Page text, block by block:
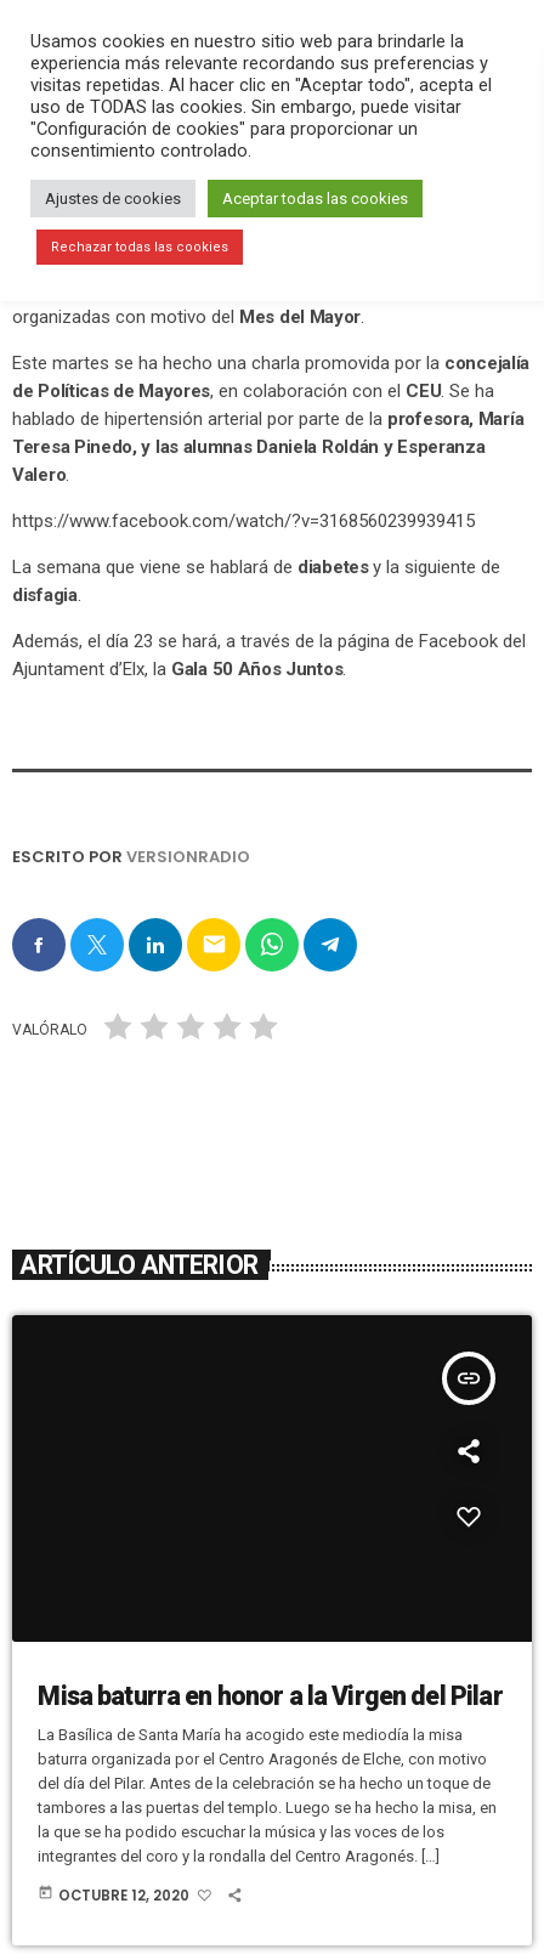
search menu pause PLAY
octubre 13, 2020
Continúan las charlas del Mes del
Mayor hablando de hipertesión
arterial
organizadas con motivo del Mes del Mayor
Este martes se ha hecho una charla promovida por la concejalía
de Políticas de Mayores, en colaboración con el CEU . Se ha
hablado de hipertensión arterial por parte de la profesora, María
Teresa Pinedo, y las alumnas Daniela Roldán y Esperanza
Valero
https://www.facebook.com/watch/?v=3168560239939415
La semana que viene se hablará de diabetesy la siguiente de
disfagia.
Además, el día 23 se hará, a través de la página de Facebook del
Ajuntament d’Elx, la Gala 50 Años Juntos.
ESCRITO POR VERSIONRADIO
email
VALÓRALO
ARTÍCULO ANTERIOR
insert_link
Misa baturra en honor a la Virgen del Pilar
La Basílica de Santa María ha acogido este mediodía la misa
baturra organizada por el Centro Aragonés de Elche, con motivo
del día del Pilar. Antes de la celebración se ha hecho un toque de
tambores a las puertas del templo. Luego se ha hecho la misa, en
la que se ha podido escuchar la música y las voces de los
integrantes del coro y la rondalla del Centro Aragonés. […]
today OCTUBRE 12, 2020
Usamos cookies en nuestro sitio web para brindarle la
experiencia más relevante recordando sus preferencias y
visitas repetidas. Al hacer clic en "Aceptar todo", acepta el
uso de TODAS las cookies. Sin embargo, puede visitar
"Configuración de cookies" para proporcionar un
consentimiento controlado.
Ajustes de cookies Aceptar todas las cookies
Rechazar todas las cookies